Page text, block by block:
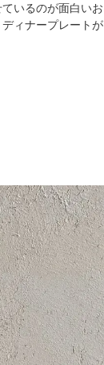
いるのが面白いお
ィナープレートが